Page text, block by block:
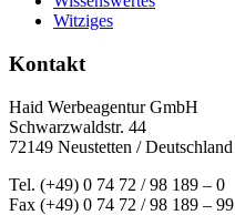
Witziges
Kontakt
Haid Werbeagentur GmbH
Schwarzwaldstr. 44
72149 Neustetten / Deutschland
Tel. (+49) 0 74 72 / 98 189 – 0
Fax (+49) 0 74 72 / 98 189 – 99